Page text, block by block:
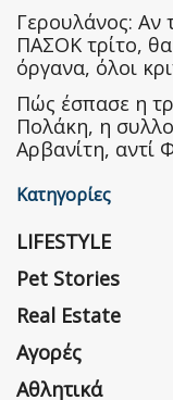
Γερουλάνος: Αν
ΠΑΣΟΚ τρίτο,
όργανα, όλοι
Πώς έσπασε η
Πολάκη, η
Αρβανίτη, αντί
Κατηγορίες
LIFESTYLE
Pet Stories
Real Estate
Αγορές
Αθλητικά